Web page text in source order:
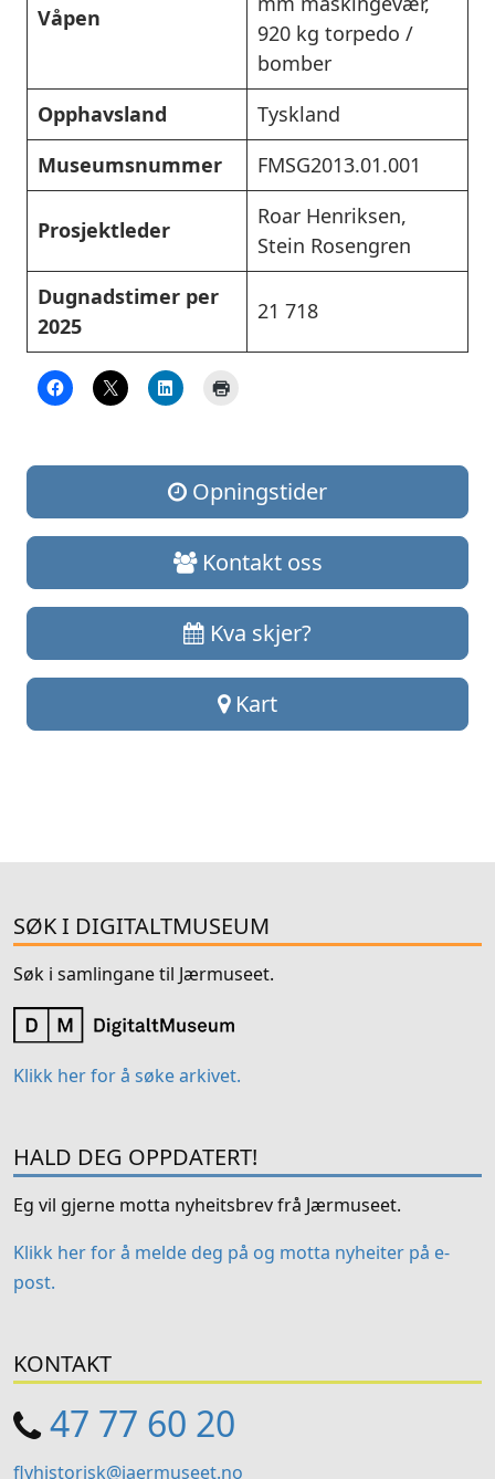
Våpen
920 kg torpedo /
bomber
Opphavsland
Tyskland
Museumsnummer
FMSG2013.01.001
Prosjektleder
Roar Henriksen,
Stein Rosengren
Dugnadstimer per
2025
21 718
Opningstider
Kontakt oss
Kva skjer?
Kart
SØK I DIGITALTMUSEUM
Søk i samlingane til Jærmuseet.
Klikk her for å søke arkivet.
HALD DEG OPPDATERT!
Eg vil gjerne motta nyheitsbrev frå Jærmuseet.
Klikk her for å melde deg på og motta nyheiter på e-
post.
KONTAKT
47 77 60 20
flyhistorisk@jaermuseet.no